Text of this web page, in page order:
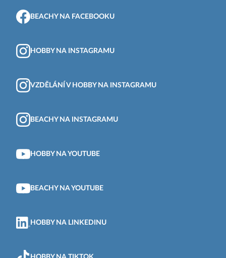
BEACHY NA FACEBOOKU
HOBBY NA INSTAGRAMU
VZDĚLÁNÍ V HOBBY NA INSTAGRAMU
BEACHY NA INSTAGRAMU
HOBBY NA YOUTUBE
BEACHY NA YOUTUBE
HOBBY NA LINKEDINU